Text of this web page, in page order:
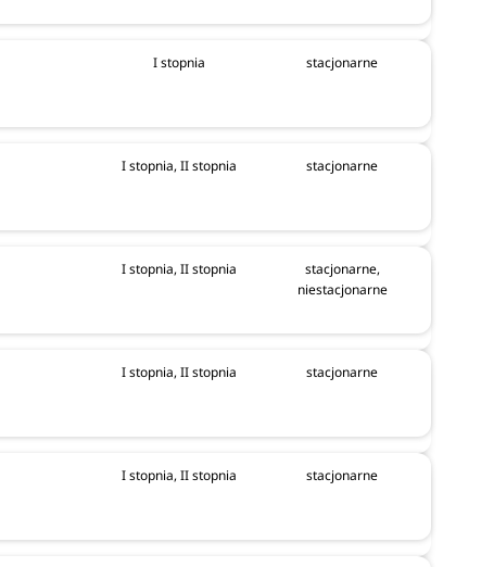
I stopnia stacjonarne
I stopnia, II stopnia stacjonarne
I stopnia, II stopnia
stacjonarne,
niestacjonarne
I stopnia, II stopnia stacjonarne
I stopnia, II stopnia stacjonarne